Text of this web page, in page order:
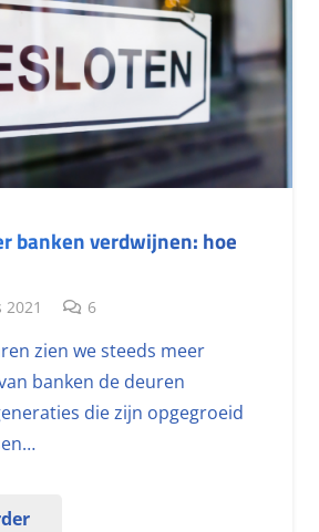
banken verdwijnen: hoe
6
zien we steeds meer
banken de deuren
die zijn opgegroeid